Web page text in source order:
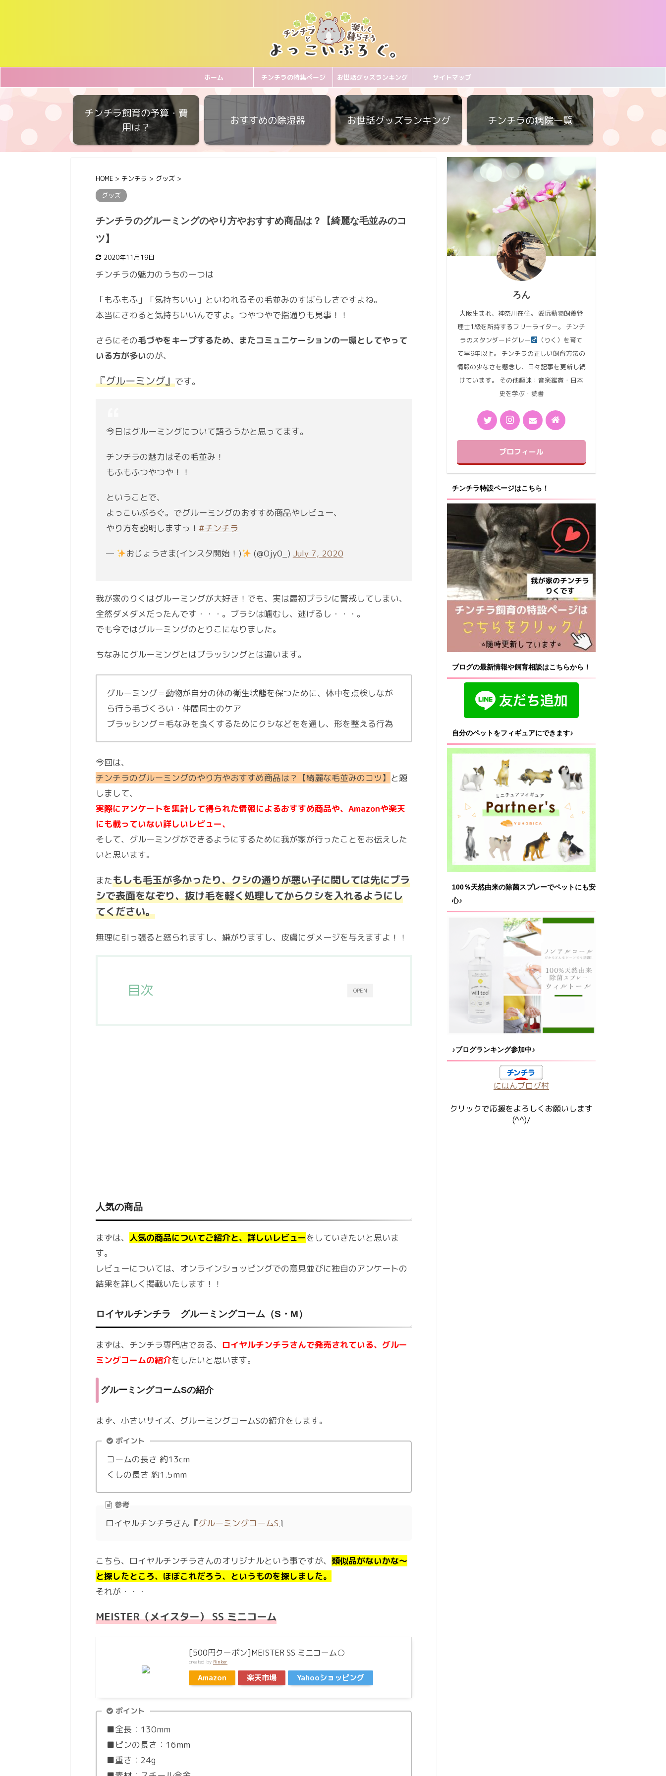
ホーム チンチラの特集ページ お世話グッズランキング サイトマップ
チンチラ飼育の予算・費
用は？
おすすめの除湿器 お世話グッズランキング チンチラの病院一覧
HOME > チンチラ > グッズ >
グッズ
チンチラのグルーミングのやり方やおすすめ商品は？【綺麗な毛並みのコ
ツ】
2020年11月19日
チンチラの魅力のうちの一つは
「もふもふ」「気持ちいい」といわれるその毛並みのすばらしさですよね。
本当にさわると気持ちいいんですよ。つやつやで指通りも見事！！
さらにその毛づやをキープするため、またコミュニケーションの一環としてやって
いる方が多いのが、
『グルーミング』です。
今日はグルーミングについて語ろうかと思ってます。
チンチラの魅力はその毛並み！
もふもふつやつや！！
ということで、
よっこいぶろぐ。でグルーミングのおすすめ商品やレビュー、
やり方を説明しますっ！ #チンチラ
— おじょうさま(インスタ開始！) (@Ojy0_) July 7, 2020
我が家のりくはグルーミングが大好き！でも、実は最初ブラシに警戒してしまい、
全然ダメダメだったんです・・・。ブラシは噛むし、逃げるし・・・。
でも今ではグルーミングのとりこになりました。
ちなみにグルーミングとはブラッシングとは違います。
グルーミング＝動物が自分の体の衛生状態を保つために、体中を点検しなが
ら行う毛づくろい・仲間同士のケア
ブラッシング＝毛なみを良くするためにクシなどをを通し、形を整える行為
今回は、
チンチラのグルーミングのやり方やおすすめ商品は？【綺麗な毛並みのコツ】 と題
しまして、
実際にアンケートを集計して得られた情報によるおすすめ商品や、Amazonや楽天
にも載っていない詳しいレビュー、
そして、グルーミングができるようにするために我が家が行ったことをお伝えした
いと思います。
またもしも毛玉が多かったり、クシの通りが悪い子に関しては先にブラ
シで表面をなぞり、抜け毛を軽く処理してからクシを入れるようにし
てください。
無理に引っ張ると怒られますし、嫌がりますし、皮膚にダメージを与えますよ！！
OPEN
目次
人気の商品
まずは、 人気の商品についてご紹介と、詳しいレビューをしていきたいと思いま
す。
レビューについては、オンラインショッピングでの意見並びに独自のアンケートの
結果を詳しく掲載いたします！！
ロイヤルチンチラ グルーミングコーム（S・M）
まずは、チンチラ専門店である、 ロイヤルチンチラさんで発売されている、グルー
ミングコームの紹介をしたいと思います。
グルーミングコームSの紹介
まず、小さいサイズ、グルーミングコームSの紹介をします。
ポイント
コームの長さ 約13cm
くしの長さ 約1.5mm
参考
ロイヤルチンチラさん『グルーミングコームS』
こちら、ロイヤルチンチラさんのオリジナルという事ですが、 類似品がないかな～
と探したところ、ほぼこれだろう、というものを探しました。
それが・・・
MEISTER（メイスター） SS ミニコーム
[500円クーポン]MEISTER SS ミニコーム○
created by Rinker
Amazon 楽天市場 Yahooショッピング
ポイント
■全長：130mm
■ピンの長さ：16mm
■重さ：24g
ろん
大阪生まれ、神奈川在住。 愛玩動物飼養管
理士1級を所持するフリーライター。 チンチ
ラのスタンダードグレー
（りく）を育て
て早9年以上。 チンチラの正しい飼育方法の
情報の少なさを懸念し、日々記事を更新し続
けています。 その他趣味：音楽鑑賞・日本
史を学ぶ・読書
プロフィール
チンチラ特設ページはこちら！
ブログの最新情報や飼育相談はこちらから！
自分のペットをフィギュアにできます♪
100％天然由来の除菌スプレーでペットにも安
心♪
♪ブログランキング参加中♪
にほんブログ村
クリックで応援をよろしくお願いします
(^^)/